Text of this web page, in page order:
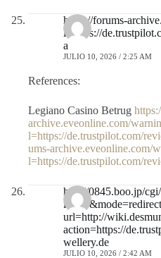
https://forums-
l=https://
a
JULIO 10, 2026 / 2:25 AM
References:
Legiano Casino Betrug
archive.eveonline.com/
l=https://de.trustpilot.com/
ums-archive.eveonline.com/
l=https://de.trustpilot.com/
http://0845.boo.jp/
url=http://
action=https://
wellery.de
JULIO 10, 2026 / 2:42 AM